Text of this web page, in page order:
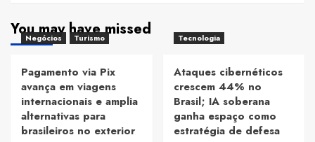
You may have missed
Negócios Turismo
Pagamento via Pix
avança em viagens
internacionais e amplia
alternativas para
brasileiros no exterior
Tecnologia
Ataques cibernéticos
crescem 44% no
Brasil; IA soberana
ganha espaço como
estratégia de defesa